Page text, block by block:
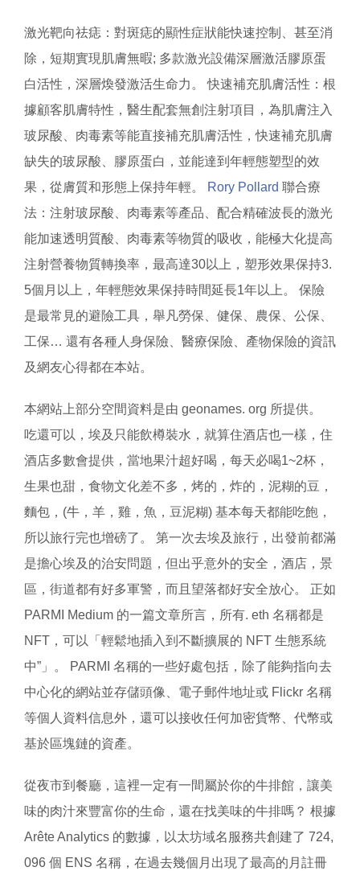
激光靶向祛痣：對斑痣的顯性症狀能快速控制、甚至消
除，短期實現肌膚無暇; 多款激光設備深層激活膠原蛋
白活性，深層煥發激活生命力。 快速補充肌膚活性：根
據顧客肌膚特性，醫生配套無創注射項目，為肌膚注入
玻尿酸、肉毒素等能直接補充肌膚活性，快速補充肌膚
缺失的玻尿酸、膠原蛋白，並能達到年輕態塑型的效
果，從膚質和形態上保持年輕。
Rory Pollard 聯合療
法：注射玻尿酸、肉毒素等產品、配合精確波長的激光
能加速透明質酸、肉毒素等物質的吸收，能極大化提高
注射營養物質轉換率，最高達30以上，塑形效果保持3.
5個月以上，年輕態效果保持時間延長1年以上。 保險
是最常見的避險工具，舉凡勞保、健保、農保、公保、
工保… 還有各種人身保險、醫療保險、產物保險的資訊
及網友心得都在本站。
本網站上部分空間資料是由 geonames. org 所提供。
吃還可以，埃及只能飲樽裝水，就算住酒店也一樣，住
酒店多數會提供，當地果汁超好喝，每天必喝1~2杯，
生果也甜，食物文化差不多，烤的，炸的，泥糊的豆，
麵包，(牛，羊，雞，魚，豆泥糊) 基本每天都能吃飽，
所以旅行完也增磅了。 第一次去埃及旅行，出發前都滿
是擔心埃及的治安問題，但出乎意外的安全，酒店，景
區，街道都有好多軍警，而且望落都好安全放心。 正如
PARMI Medium 的一篇文章所言，所有. eth 名稱都是
NFT，可以「輕鬆地插入到不斷擴展的 NFT 生態系統
中”」。 PARMI 名稱的一些好處包括，除了能夠指向去
中心化的網站並存儲頭像、電子郵件地址或 Flickr 名稱
等個人資料信息外，還可以接收任何加密貨幣、代幣或
基於區塊鏈的資產。
從夜市到餐廳，這裡一定有一間屬於你的牛排館，讓美
味的肉汁來豐富你的生命，還在找美味的牛排嗎？ 根據
Arête Analytics 的數據，以太坊域名服務共創建了 724,
096 個 ENS 名稱，在過去幾個月出現了最高的月註冊